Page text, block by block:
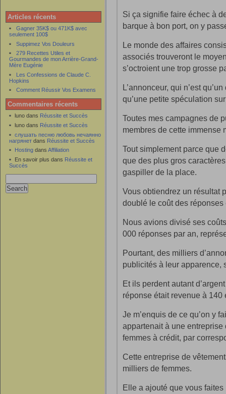
Articles récents
Gagner 35K$ ou 471K$ avec
seulement 100$
Suppimez Vos Douleurs
279 Recettes Utiles et
Gourmandes de mon Arrière-Grand-
Mère Eugénie
Les Confessions de Claude C.
Hopkins
Comment Réussir Vos Examens
Commentaires récents
luno dans Réussite et Succès
luno dans Réussite et Succès
слушать песню любовь нечаянно
нагрянет dans Réussite et Succès
Hosting dans Affiliation
En savoir plus dans Réussite et
Succès
Si ça signifie faire échec à
barque à bon port, on y
Le monde des affaires
associés trouveront le
s’octroient une trop grosse
L’annonceur, qui n’est
qu’une petite spéculation
Toutes mes campagnes de
membres de cette immense
Tout simplement parce que
que des plus gros
gaspiller de la place.
Vous obtiendrez un résultat
doublé le coût des
Nous avions divisé ses
000 réponses par an,
Pourtant, des milliers
publicités à leur apparence,
Et ils perdent autant
réponse était revenue à 140
Je m’enquis de ce qu’on y
appartenait à une
femmes à crédit, par
Cette entreprise de
milliers de femmes.
Elle a ajouté que vous